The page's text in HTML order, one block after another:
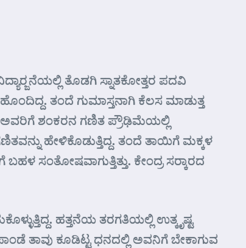
ತೊಡಗಿ ಸ್ನಾತಕೋತ್ತರ ಪದವಿ
ತಂದೆ ಗುಮಾಸ್ತನಾಗಿ ಕೆಲಸ ಮಾಡುತ್ತ
ಅವರಿಗೆ ಶಂಕರನ ಗಣಿತ ಪ್ರೌಢಿಮೆಯಲ್ಲಿ
ಹೇಳಿಕೊಡುತ್ತಿದ್ದ. ತಂದೆ ತಾಯಿಗೆ ಮಕ್ಕಳ
ಸಂತೋಷವಾಗುತ್ತಿತ್ತು. ಕೇಂದ್ರ ಸರ್‍ಕಾರದ
ಹತ್ತನೆಯ ತರಗತಿಯಲ್ಲಿ ಉತ್ಕೃಷ್ಟ
ತಾವು ಕೂಡಿಟ್ಟ ಧನದಲ್ಲಿ ಅವನಿಗೆ ಬೇಕಾಗುವ